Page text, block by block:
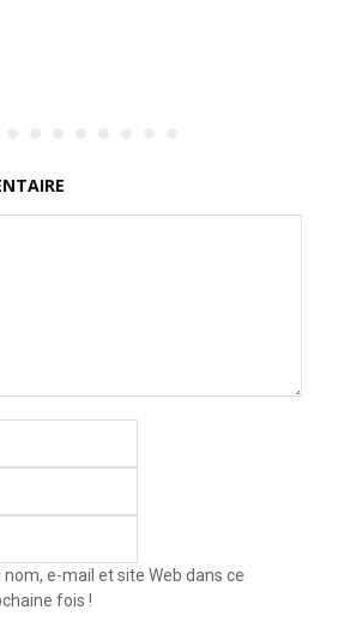
e-mail et site Web dans ce
fois !